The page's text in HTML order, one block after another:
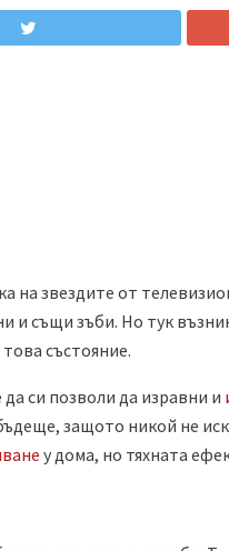
на звездите от
и същи зъби. Но тук
състояние.
си позволи да изравни и
защото никой не
у дома, но тяхната